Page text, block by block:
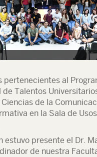
pertenecientes al
Talentos
de la
en la Sala de
estuvo presente el Dr.
de nuestra